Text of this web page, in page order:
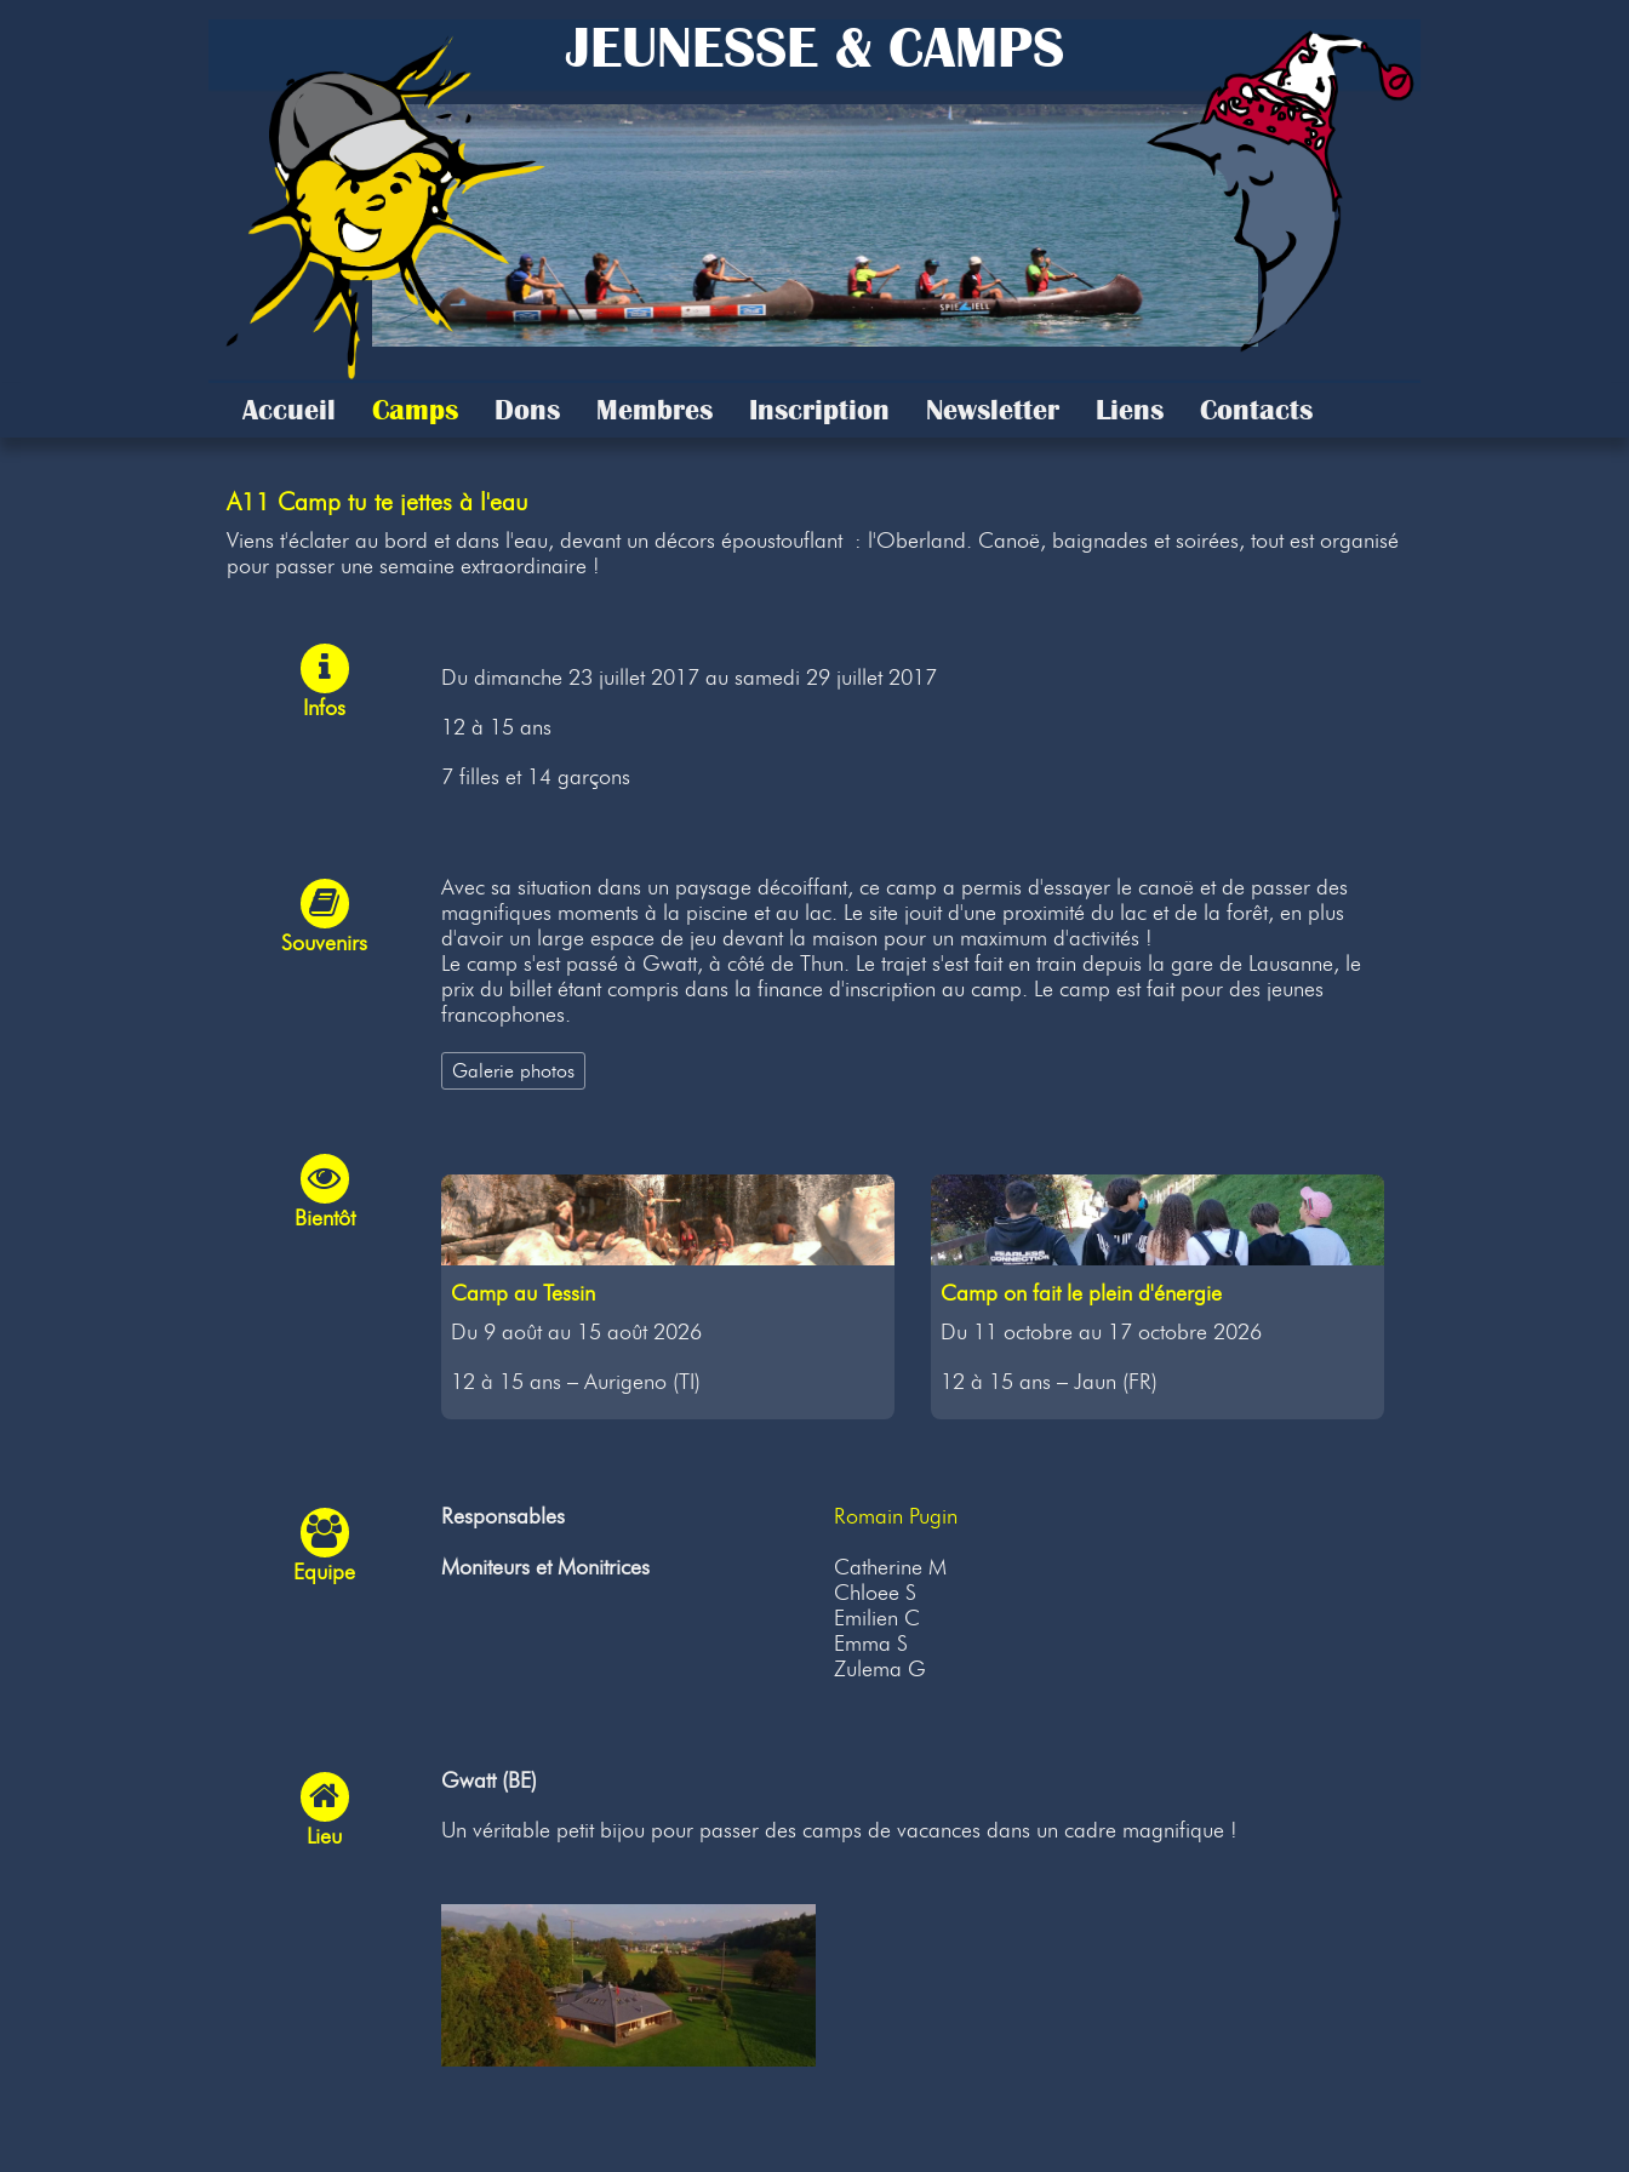
JEUNESSE & CAMPS
Accueil Camps Dons Membres Inscription Newsletter Liens Contacts
A11 Camp tu te jettes à l'eau
Viens t'éclater au bord et dans l'eau, devant un décors époustouflant : l'Oberland. Canoë, baignades et soirées, tout est organisé
pour passer une semaine extraordinaire !
Infos
Du dimanche 23 juillet 2017 au samedi 29 juillet 2017
12 à 15 ans
7 filles et 14 garçons
Souvenirs
Avec sa situation dans un paysage décoiffant, ce camp a permis d'essayer le canoë et de passer des
magnifiques moments à la piscine et au lac. Le site jouit d'une proximité du lac et de la forêt, en plus
d'avoir un large espace de jeu devant la maison pour un maximum d'activités !
Le camp s'est passé à Gwatt, à côté de Thun. Le trajet s'est fait en train depuis la gare de Lausanne, le
prix du billet étant compris dans la finance d'inscription au camp. Le camp est fait pour des jeunes
francophones.
Galerie photos
Bientôt
Camp au Tessin
Du 9 août au 15 août 2026
12 à 15 ans – Aurigeno (TI)
Camp on fait le plein d'énergie
Du 11 octobre au 17 octobre 2026
12 à 15 ans – Jaun (FR)
Equipe
Responsables
Romain Pugin
Moniteurs et Monitrices
Catherine M
Chloee S
Emilien C
Emma S
Zulema G
Lieu
Gwatt (BE)
Un véritable petit bijou pour passer des camps de vacances dans un cadre magnifique !